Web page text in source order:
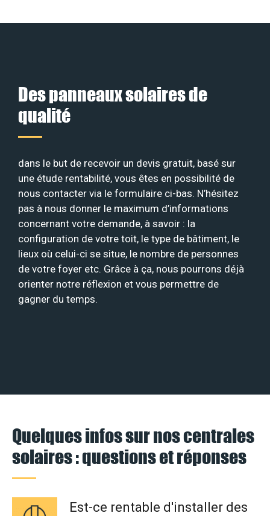
Des panneaux solaires de
qualité
dans le but de recevoir un devis gratuit, basé sur
une étude rentabilité, vous êtes en possibilité de
nous contacter via le formulaire ci-bas. N’hésitez
pas à nous donner le maximum d’informations
concernant votre demande, à savoir : la
configuration de votre toit, le type de bâtiment, le
lieux où celui-ci se situe, le nombre de personnes
de votre foyer etc. Grâce à ça, nous pourrons déjà
orienter notre réflexion et vous permettre de
gagner du temps.
Quelques infos sur nos centrales
solaires : questions et réponses
Est-ce rentable d'installer des